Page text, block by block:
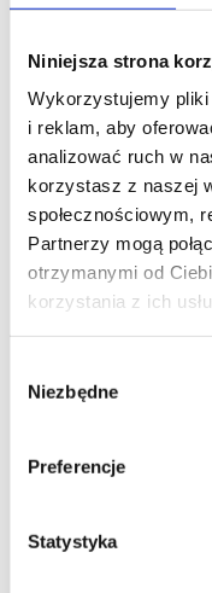
Niniejsza strona
Wykorzystujemy
i reklam, aby
analizować ruch w
korzystasz z naszej
społecznościowym,
Partnerzy mogą
otrzymanymi od
korzystania z ich
zgody
Niezbędne
Preferencje
Statystyka
Szpilka
Profil
Profil
Szpilka